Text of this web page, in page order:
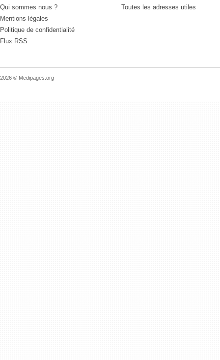
Qui sommes nous ?
Mentions légales
Politique de confidentialité
Flux RSS
Toutes les adresses utiles
2026 © Medipages.org